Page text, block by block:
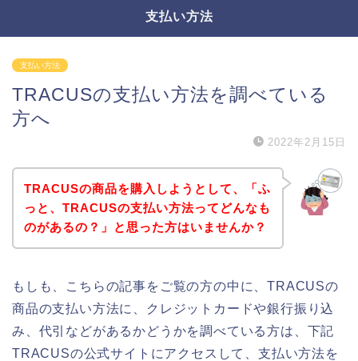
支払い方法
支払い方法
TRACUSの支払い方法を調べている
方へ
2022年2月15日
TRACUSの商品を購入しようとして、「ふ
っと、TRACUSの支払い方法ってどんなも
のがあるの？」と思った方はいませんか？
もしも、こちらの記事をご覧の方の中に、TRACUSの
商品の支払い方法に、クレジットカードや銀行振り込
み、代引などがあるかどうかを調べている方は、下記
TRACUSの公式サイトにアクセスして、支払い方法を